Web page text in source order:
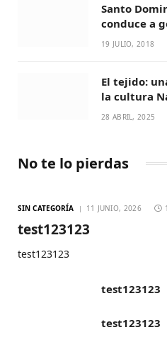
Santo
conduce a
19 JULIO, 2018
El tejido:
la cultura
28 ABRIL, 2025
No te lo pierdas
SIN CATEGORÍA 11 JUNIO, 2026
test123123
test123123
test123123
test123123